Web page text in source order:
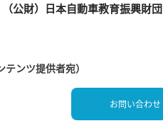
（公財）日本自動車教育振興財団
ンツ提供者宛）
お問い合わせ